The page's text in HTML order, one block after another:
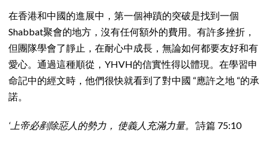
在香港和中國的進展中，第一個神蹟的突破是找到一個
Shabbat聚會的地方，沒有任何額外的費用。有許多挫折，
但團隊學會了靜止，在耐心中成長，無論如何都要友好和有
愛心。通過這種順從，YHVH的信實性得以體現。在學習申
命記中的經文時，他們很快就看到了對中國 “應許之地 “的承
諾。
‘上帝必剷除惡人的勢力， 使義人充滿力量。’詩篇 75:10